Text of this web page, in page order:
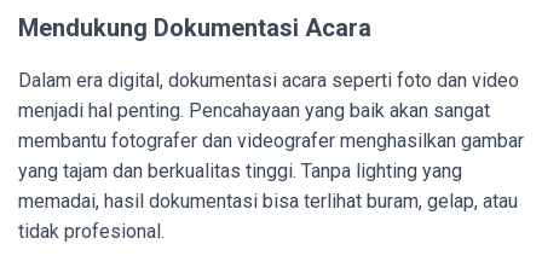
Mendukung Dokumentasi Acara
Dalam era digital, dokumentasi acara seperti foto dan video
menjadi hal penting. Pencahayaan yang baik akan sangat
membantu fotografer dan videografer menghasilkan gambar
yang tajam dan berkualitas tinggi. Tanpa lighting yang
memadai, hasil dokumentasi bisa terlihat buram, gelap, atau
tidak profesional.